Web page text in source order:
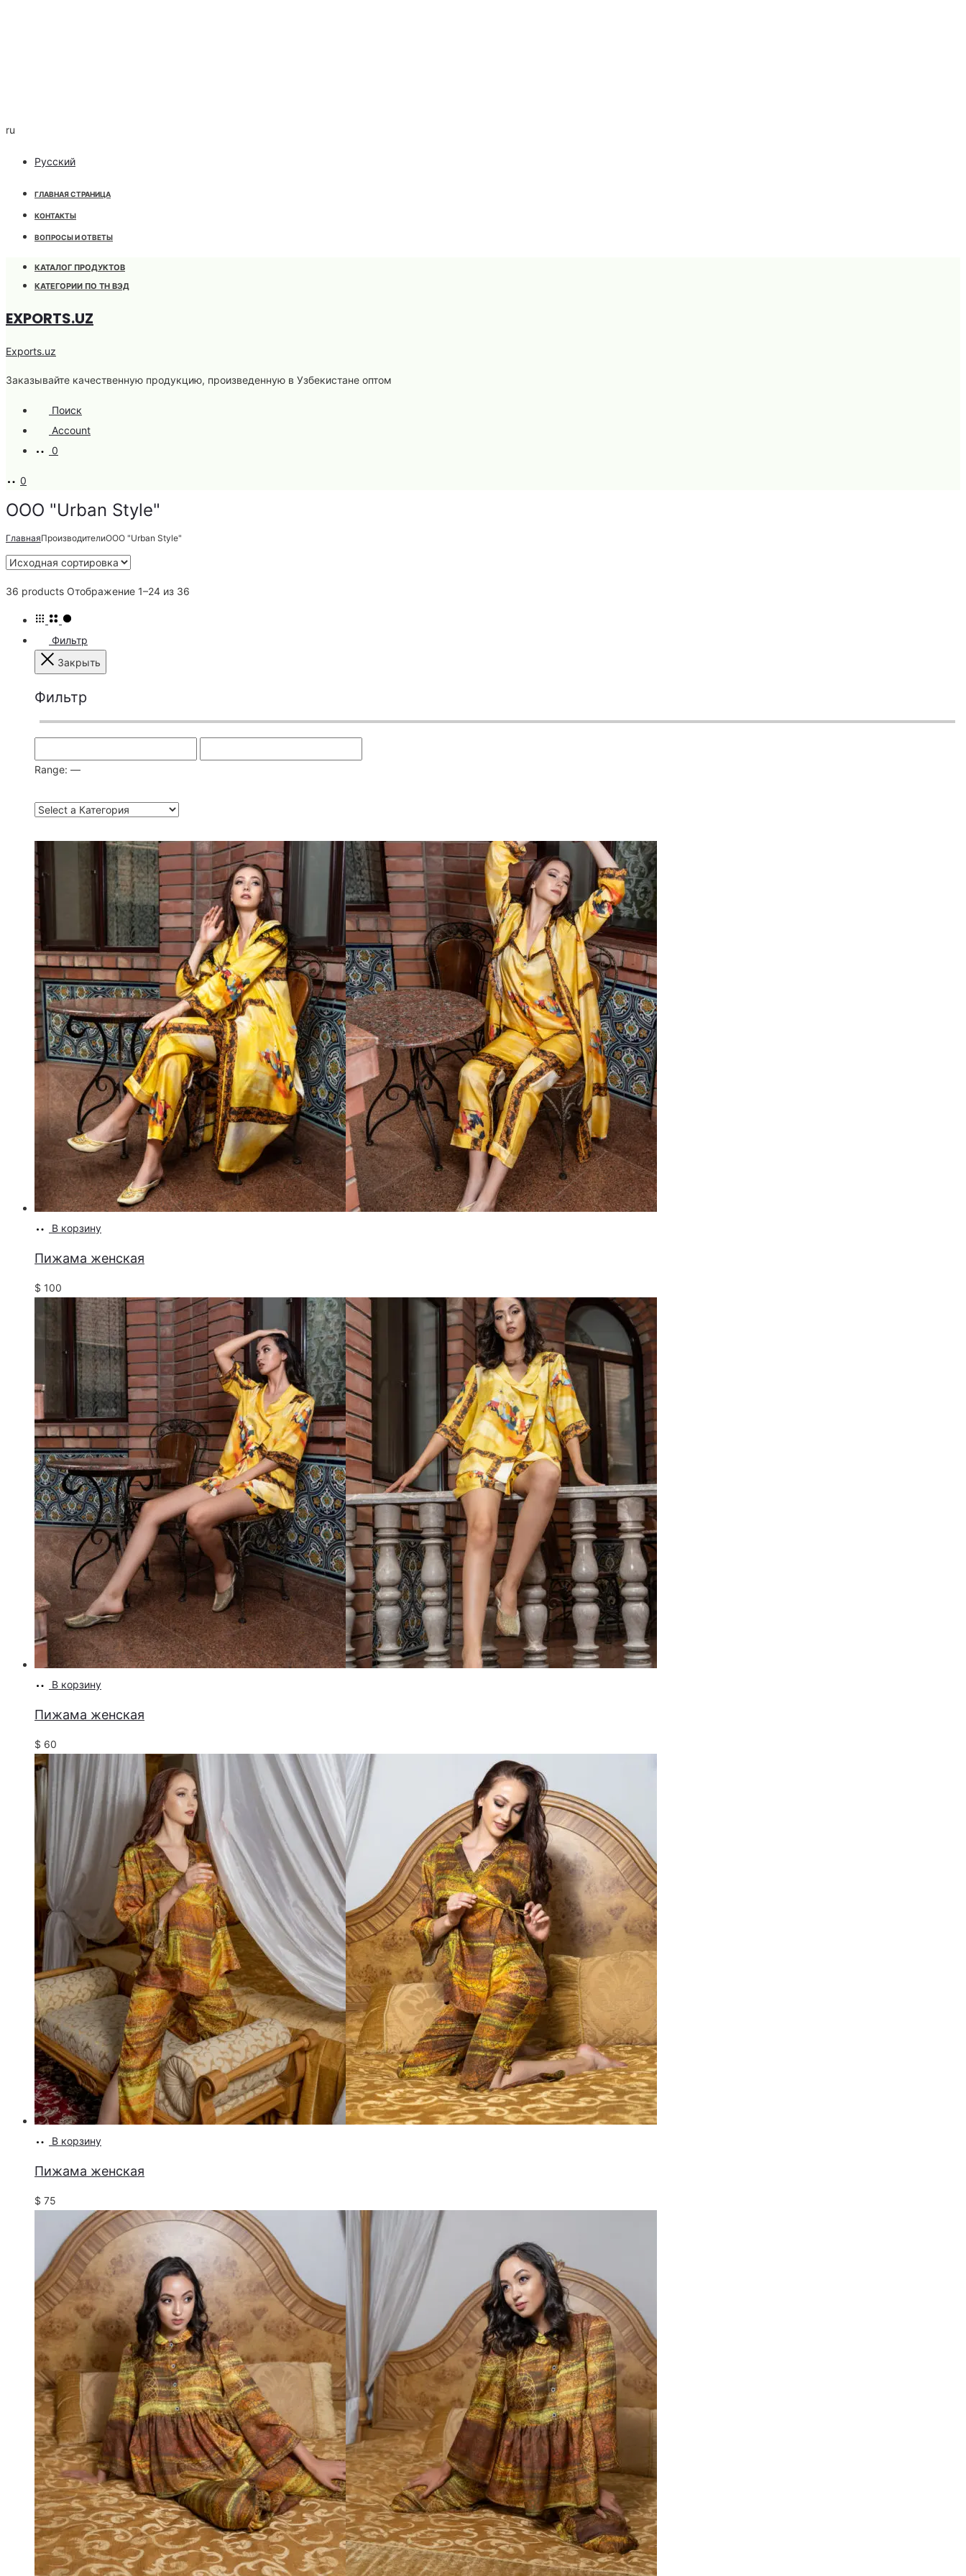
ru
Русский
ГЛАВНАЯ СТРАНИЦА
КОНТАКТЫ
ВОПРОСЫ И ОТВЕТЫ
КАТАЛОГ ПРОДУКТОВ
КАТЕГОРИИ ПО ТН ВЭД
EXPORTS.UZ
Exports.uz
Заказывайте качественную продукцию, произведенную в Узбекистане оптом
Поиск
Account
0
0
ООО "Urban Style"
ГлавнаяПроизводителиООО "Urban Style"
36 products Отображение 1–24 из 36
Фильтр
Закрыть
Фильтр
Range: —
В корзину
Пижама женская
$ 100
В корзину
Пижама женская
$ 60
В корзину
Пижама женская
$ 75